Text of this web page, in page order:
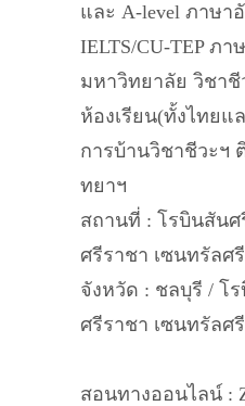
และ A-level ภาษา
IELTS/CU-TEP ภ
มหาวิทยาลัย วิชา
ห้องเรียน(ทั้งไทยแ
การบ้านวิชาชีวะฯ
ทยาฯ
สถานที่ : โรบินสันศ
ศรีราชา เซนทรัลศ
จังหวัด : ชลบุรี / โ
ศรีราชา เซนทรัลศ
สอนทางออนไลน์ :